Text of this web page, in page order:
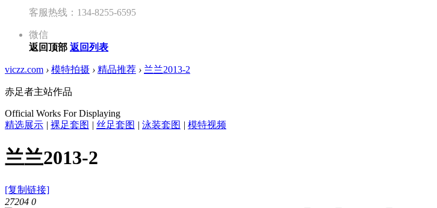
客服热线：134-8255-6595
微信
返回顶部 返回列表
viczz.com › 模特拍摄 › 精品推荐 › 兰兰2013-2
赤足者主站作品
Official Works For Displaying
精选展示 | 裸足套图 | 丝足套图 | 泳装套图 | 模特视频
兰兰2013-2
[复制链接]
27204 0